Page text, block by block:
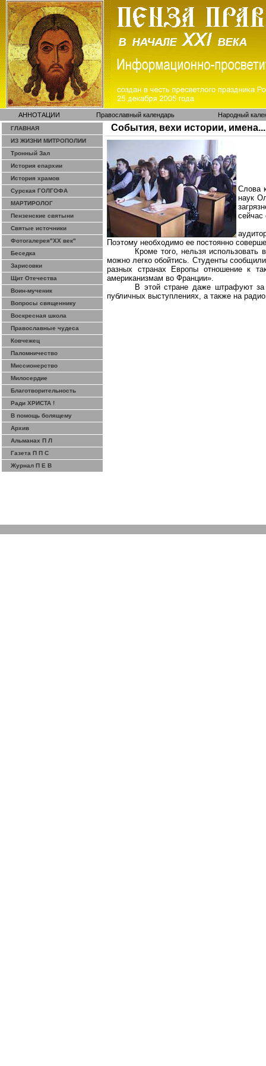
АННОТАЦИИ Православный календарь Народный
ГЛАВНАЯ
ИЗ ЖИЗНИ МИТРОПОЛИИ
Тронный Зал
История епархии
История храмов
Сурская ГОЛГОФА
МАРТИРОЛОГ
Пензенские святыни
Святые источники
Фотогалерея"ХХ век"
Беседка
Зарисовки
Щит Отечества
Воин-мученик
Вопросы священнику
Воскресная школа
Православные чудеса
Ковчежец
Паломничество
Миссионерство
Милосердие
Благотворительность
Ради ХРИСТА !
В помощь болящему
Архив
Альманах П Л
Газета П П С
Журнал П Е В
События, вехи истории, имена...
Слова
наук
сейчас
Поэтому необходимо ее постоянно
Кроме того, нельзя
можно легко обойтись. Студенты
разных странах Европы отношение к
американизмам во Франции».
В этой стране даже штрафуют за
публичных выступлениях, а также на